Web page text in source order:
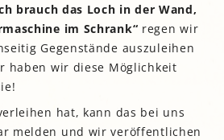
brauch das Loch in der Wand,
im Schrank“ regen wir
Gegenstände auszuleihen
haben wir diese Möglichkeit
hat, kann das bei uns
melden und wir veröffentlichen